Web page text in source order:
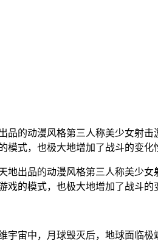
品的动漫风格第三人称美少女射
模式，也极大地增加了战斗的变化
地出品的动漫风格第三人称美少
戏的模式，也极大地增加了战斗的
宇宙中，月球毁灭后，地球面临